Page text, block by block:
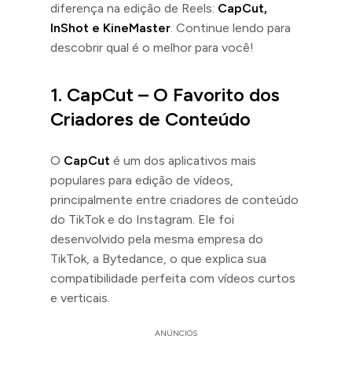
diferença na edição de Reels: CapCut,
InShot e KineMaster. Continue lendo para
descobrir qual é o melhor para você!
1. CapCut – O Favorito dos
Criadores de Conteúdo
O CapCut é um dos aplicativos mais
populares para edição de vídeos,
principalmente entre criadores de conteúdo
do TikTok e do Instagram. Ele foi
desenvolvido pela mesma empresa do
TikTok, a Bytedance, o que explica sua
compatibilidade perfeita com vídeos curtos
e verticais.
ANÚNCIOS